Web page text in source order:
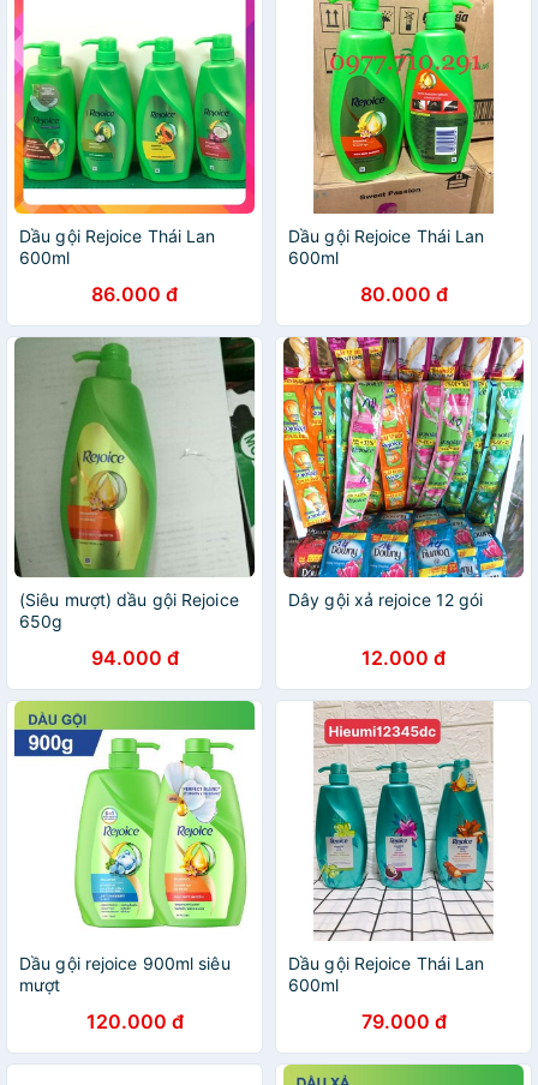
Dầu gội Rejoice Thái Lan
600ml
86.000 đ
Dầu gội Rejoice Thái Lan
600ml
80.000 đ
(Siêu mượt) dầu gội Rejoice
650g
94.000 đ
Dây gội xả rejoice 12 gói
12.000 đ
Dầu gội rejoice 900ml siêu
mượt
120.000 đ
Dầu gội Rejoice Thái Lan
600ml
79.000 đ